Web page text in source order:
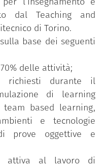
dal Teaching and
di Torino.
base dei seguenti
delle attività;
richiesti durante il
di learning
based learning,
e tecnologie
prove oggettive e
attiva al lavoro di